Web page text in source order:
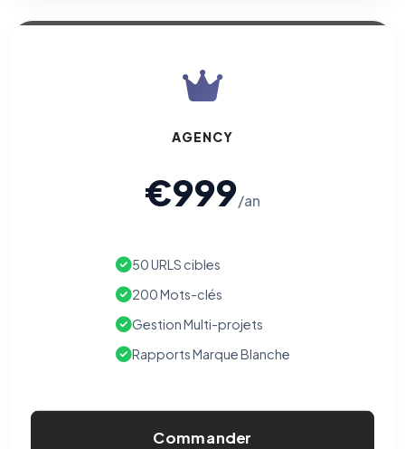
AGENCY
€999/an
50 URLS cibles
200 Mots-clés
Gestion Multi-projets
Rapports Marque Blanche
Commander